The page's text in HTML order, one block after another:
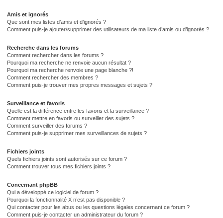
Amis et ignorés
Que sont mes listes d’amis et d’ignorés ?
Comment puis-je ajouter/supprimer des utilisateurs de ma liste d’amis ou d’ignorés ?
Recherche dans les forums
Comment rechercher dans les forums ?
Pourquoi ma recherche ne renvoie aucun résultat ?
Pourquoi ma recherche renvoie une page blanche ?!
Comment rechercher des membres ?
Comment puis-je trouver mes propres messages et sujets ?
Surveillance et favoris
Quelle est la différence entre les favoris et la surveillance ?
Comment mettre en favoris ou surveiller des sujets ?
Comment surveiller des forums ?
Comment puis-je supprimer mes surveillances de sujets ?
Fichiers joints
Quels fichiers joints sont autorisés sur ce forum ?
Comment trouver tous mes fichiers joints ?
Concernant phpBB
Qui a développé ce logiciel de forum ?
Pourquoi la fonctionnalité X n’est pas disponible ?
Qui contacter pour les abus ou les questions légales concernant ce forum ?
Comment puis-je contacter un administrateur du forum ?